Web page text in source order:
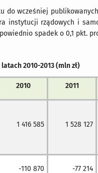
wcześniej
instytucji rządowych i
spadek o 0,1 pkt.
2010-2013 (mln zł)
2010 2011
1 416 585 1 528 127
-110 870 -77 214